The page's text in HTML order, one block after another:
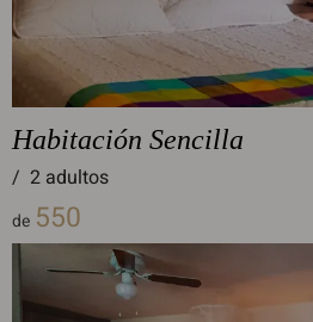
Habitación Sencilla
/ 2 adultos
de 550